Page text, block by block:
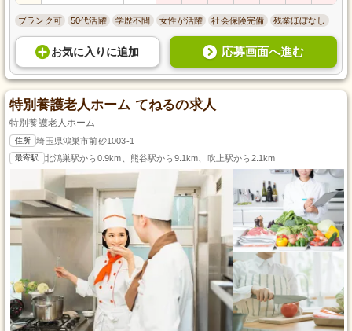
ブランク可 50代活躍 学歴不問 女性が活躍 社会保険完備 残業ほぼなし
お気に入り に追加 応募画面へ進む
特別養護老人ホーム てねるの求人
特別養護老人ホーム
住所 埼玉県鴻巣市前砂1003-1
最寄駅 北鴻巣駅から0.9km、熊谷駅から9.1km、吹上駅から2.1km